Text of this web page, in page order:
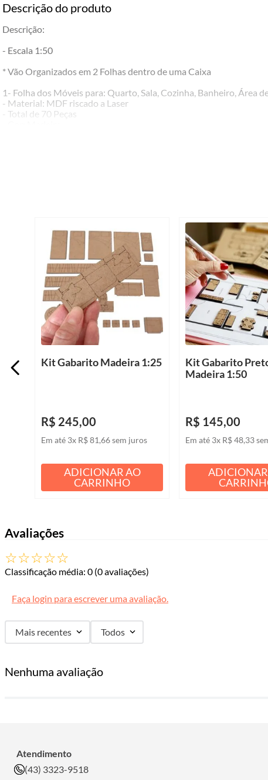
Descrição do produto
Descrição:
- Escala 1:50
* Vão Organizados em 2 Folhas dentro de uma Caixa
1- Folha dos Móveis para: Quarto, Sala, Cozinha, Banheiro, Área
- Material: MDF riscado a Laser
- Total de 70 Peças
*Acompanha uma Folha Quadriculada na escala 1:50
Kit Gabarito Madeira 1:25
R$ 245,00
Em até 3x R$81,66sem juros
ADICIONAR AO
CARRINHO
Kit Gabarito
Madeira 1:50
R$ 145,00
Em até 3x R$ 48,33
Avaliações
☆☆☆☆☆
Classificação média: 0 (0 avaliações)
Faça login para escrever uma avaliação.
Mais recentes Todos
Nenhuma avaliação
Atendimento
(43) 3323-9518